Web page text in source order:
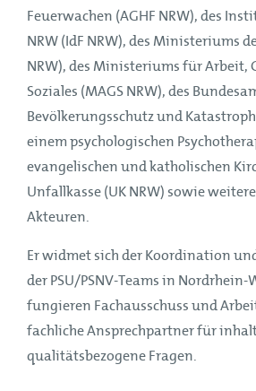
Feuerwachen (AGHF NRW), des
NRW (IdF NRW), des Ministeriums
NRW), des Ministeriums für Arbeit,
Soziales (MAGS NRW), des
Bevölkerungsschutz und
einem psychologischen
evangelischen und katholischen
Unfallkasse (UK NRW) sowie
Akteuren.
Er widmet sich der Koordination
der PSU/PSNV-Teams in
fungieren Fachausschuss und
fachliche Ansprechpartner für
qualitätsbezogene Fragen.